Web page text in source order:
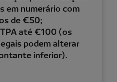
em numerário com
de €50;
até €100 (os
podem alterar
inferior).